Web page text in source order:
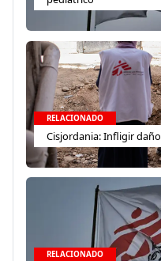
RELACIONADO
Cisjordania: Infligir
RELACIONADO